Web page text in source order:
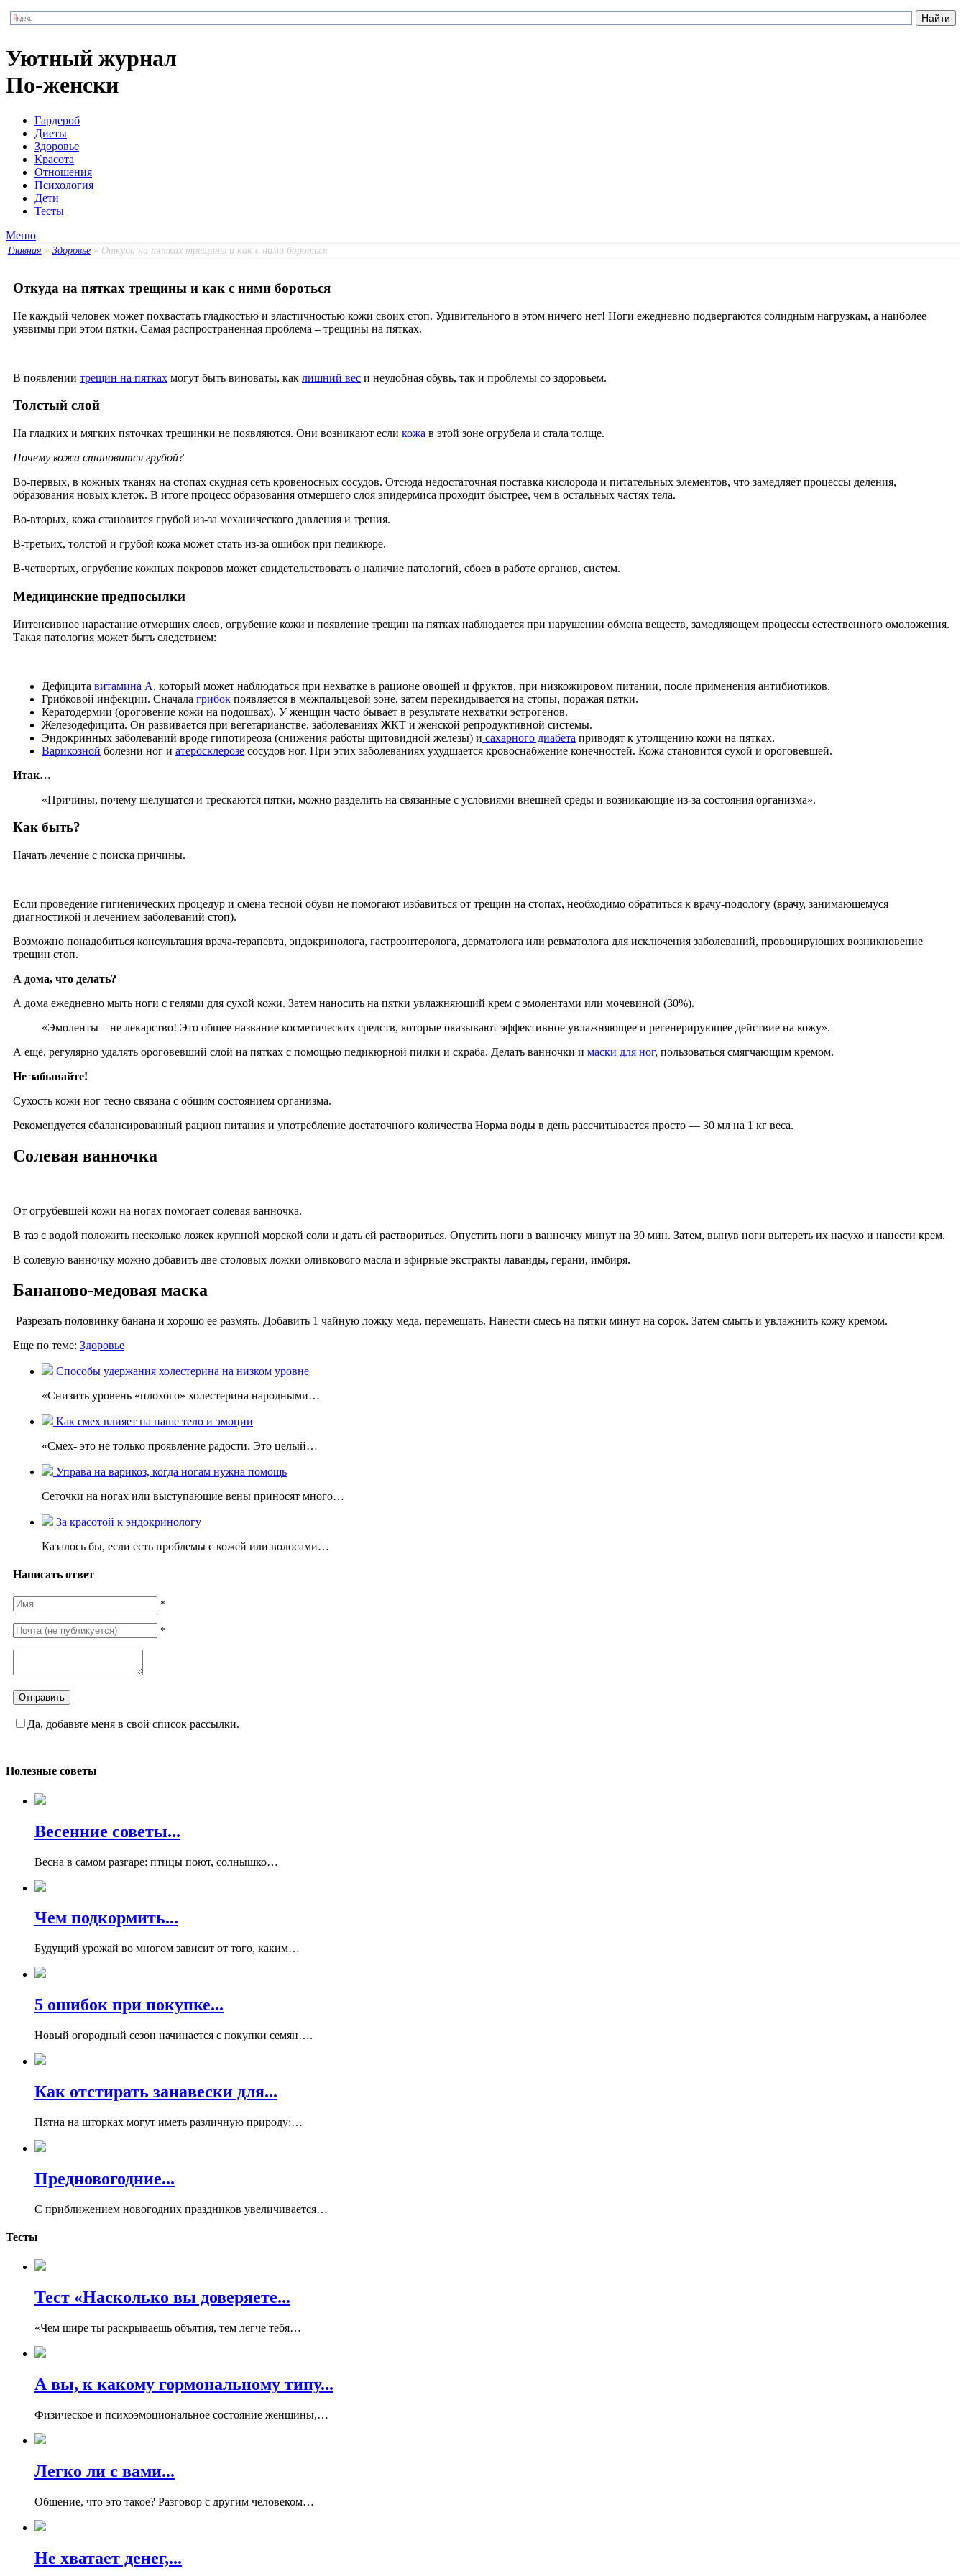
Уютный журнал
По-женски
Гардероб
Диеты
Здоровье
Красота
Отношения
Психология
Дети
Тесты
Меню
Главная » Здоровье» Откуда на пятках трещины и как с ними бороться
Откуда на пятках трещины и как с ними бороться
Не каждый человек может похвастать гладкостью и эластичностью кожи своих стоп. Удивительного в этом ничего нет! Ноги ежедневно подвергаются солидным нагрузкам, а наиболее
уязвимы при этом пятки. Самая распространенная проблема – трещины на пятках.
В появлении трещин на пятках могут быть виноваты, как лишний вес и неудобная обувь, так и проблемы со здоровьем.
Толстый слой
На гладких и мягких пяточках трещинки не появляются. Они возникают если кожа в этой зоне огрубела и стала толще.
Почему кожа становится грубой?
Во-первых, в кожных тканях на стопах скудная сеть кровеносных сосудов. Отсюда недостаточная поставка кислорода и питательных элементов, что замедляет процессы деления,
образования новых клеток. В итоге процесс образования отмершего слоя эпидермиса проходит быстрее, чем в остальных частях тела.
Во-вторых, кожа становится грубой из-за механического давления и трения.
В-третьих, толстой и грубой кожа может стать из-за ошибок при педикюре.
В-четвертых, огрубение кожных покровов может свидетельствовать о наличие патологий, сбоев в работе органов, систем.
Медицинские предпосылки
Интенсивное нарастание отмерших слоев, огрубение кожи и появление трещин на пятках наблюдается при нарушении обмена веществ, замедляющем процессы естественного омоложения.
Такая патология может быть следствием:
Дефицита витамина А, который может наблюдаться при нехватке в рационе овощей и фруктов, при низкожировом питании, после применения антибиотиков.
Грибковой инфекции. Сначала грибок появляется в межпальцевой зоне, затем перекидывается на стопы, поражая пятки.
Кератодермии (ороговение кожи на подошвах). У женщин часто бывает в результате нехватки эстрогенов.
Железодефицита. Он развивается при вегетарианстве, заболеваниях ЖКТ и женской репродуктивной системы.
Эндокринных заболеваний вроде гипотиреоза (снижения работы щитовидной железы) и сахарного диабета приводят к утолщению кожи на пятках.
Варикозной болезни ног и атеросклерозе сосудов ног. При этих заболеваниях ухудшается кровоснабжение конечностей. Кожа становится сухой и ороговевшей.
Итак…
«Причины, почему шелушатся и трескаются пятки, можно разделить на связанные с условиями внешней среды и возникающие из-за состояния организма».
Как быть?
Начать лечение с поиска причины.
Если проведение гигиенических процедур и смена тесной обуви не помогают избавиться от трещин на стопах, необходимо обратиться к врачу-подологу (врачу, занимающемуся
диагностикой и лечением заболеваний стоп).
Возможно понадобиться консультация врача-терапевта, эндокринолога, гастроэнтеролога, дерматолога или ревматолога для исключения заболеваний, провоцирующих возникновение
трещин стоп.
А дома, что делать?
А дома ежедневно мыть ноги с гелями для сухой кожи. Затем наносить на пятки увлажняющий крем с эмолентами или мочевиной (30%).
«Эмоленты – не лекарство! Это общее название косметических средств, которые оказывают эффективное увлажняющее и регенерирующее действие на кожу».
А еще, регулярно удалять ороговевший слой на пятках с помощью педикюрной пилки и скраба. Делать ванночки и маски для ног, пользоваться смягчающим кремом.
Не забывайте!
Сухость кожи ног тесно связана с общим состоянием организма.
Рекомендуется сбалансированный рацион питания и употребление достаточного количества Норма воды в день рассчитывается просто — 30 мл на 1 кг веса.
Солевая ванночка
От огрубевшей кожи на ногах помогает солевая ванночка.
В таз с водой положить несколько ложек крупной морской соли и дать ей раствориться. Опустить ноги в ванночку минут на 30 мин. Затем, вынув ноги вытереть их насухо и нанести крем.
В солевую ванночку можно добавить две столовых ложки оливкового масла и эфирные экстракты лаванды, герани, имбиря.
Бананово-медовая маска
Разрезать половинку банана и хорошо ее размять. Добавить 1 чайную ложку меда, перемешать. Нанести смесь на пятки минут на сорок. Затем смыть и увлажнить кожу кремом.
Еще по теме: Здоровье
Способы удержания холестерина на низком уровне
«Снизить уровень «плохого» холестерина народными…
Как смех влияет на наше тело и эмоции
«Смех- это не только проявление радости. Это целый…
Управа на варикоз, когда ногам нужна помощь
Сеточки на ногах или выступающие вены приносят много…
За красотой к эндокринологу
Казалось бы, если есть проблемы с кожей или волосами…
Написать ответ
*
*
Да, добавьте меня в свой список рассылки.
Полезные советы
Весенние советы...
Весна в самом разгаре: птицы поют, солнышко…
Чем подкормить...
Будущий урожай во многом зависит от того, каким…
5 ошибок при покупке...
Новый огородный сезон начинается с покупки семян….
Как отстирать занавески для...
Пятна на шторках могут иметь различную природу:…
Предновогодние...
С приближением новогодних праздников увеличивается…
Тесты
Тест «Насколько вы доверяете...
«Чем шире ты раскрываешь объятия, тем легче тебя…
А вы, к какому гормональному типу...
Физическое и психоэмоциональное состояние женщины,…
Легко ли с вами...
Общение, что это такое? Разговор с другим человеком…
Не хватает денег,...